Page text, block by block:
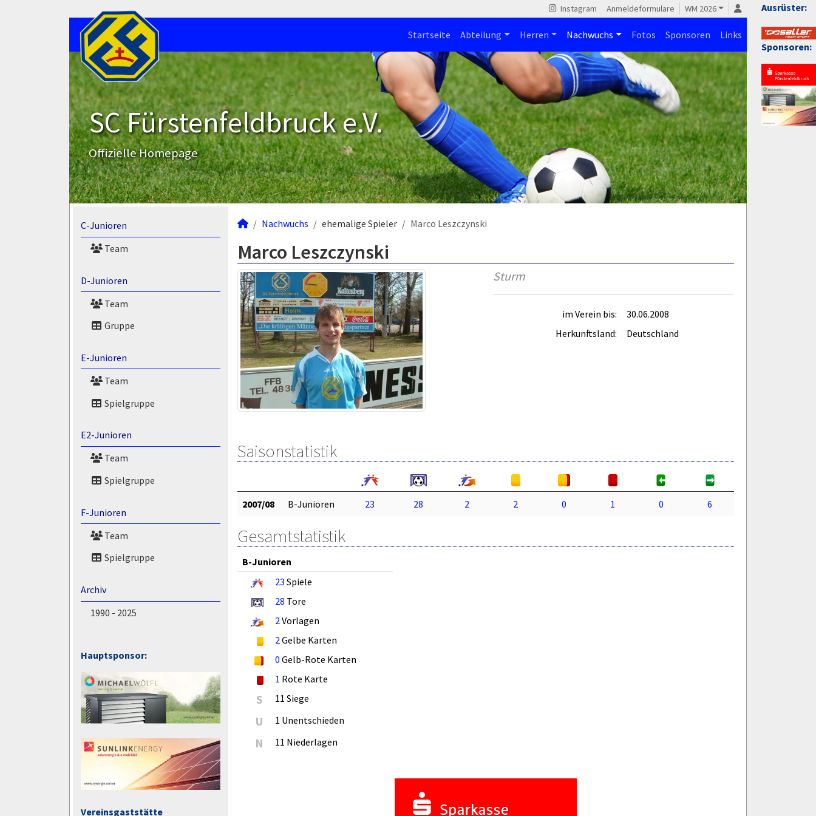
Ausrüster:
Sponsoren:
Instagram Anmeldeformulare WM 2026
Startseite Abteilung Herren Nachwuchs Fotos Sponsoren Links
SC Fürstenfeldbruck e.V.
Offizielle Homepage
C-Junioren
Team
D-Junioren
Team
Gruppe
E-Junioren
Team
Spielgruppe
E2-Junioren
Team
Spielgruppe
F-Junioren
Team
Spielgruppe
Archiv
1990 - 2025
Hauptsponsor:
Vereinsgaststätte
Nachwuchs ehemalige Spieler Marco Leszczynski
Marco Leszczynski
Sturm
im Verein bis:
30.06.2008
Herkunftsland:
Deutschland
Saisonstatistik
2007/08 B-Junioren 23 28 2 2 0 1 0 6
Gesamtstatistik
B-Junioren
23 Spiele
28 Tore
2Vorlagen
2Gelbe Karten
0 Gelb-Rote Karten
1 Rote Karte
S 11 Siege
U 1 Unentschieden
N 11 Niederlagen